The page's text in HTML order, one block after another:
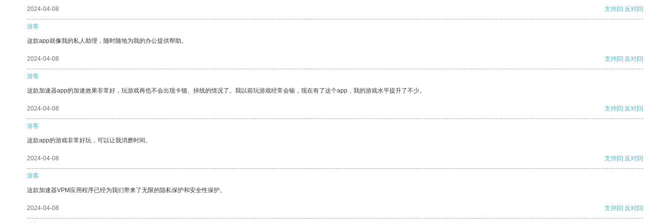
2024-04-08 支持[0] 反对[0]
游客
这款app就像我的私人助理，随时随地为我的办公提供帮助。
2024-04-08 支持[0] 反对[0]
游客
这款加速器app的加速效果非常好，玩游戏再也不会出现卡顿、掉线的情况了。我以前玩游戏经常会输，现在有了这个app，我的游戏水平提升了不少。
2024-04-08 支持[0] 反对[0]
游客
这款app的游戏非常好玩，可以让我消磨时间。
2024-04-08 支持[0] 反对[0]
游客
这款加速器VPM应用程序已经为我们带来了无限的隐私保护和安全性保护。
2024-04-08 支持[0] 反对[0]